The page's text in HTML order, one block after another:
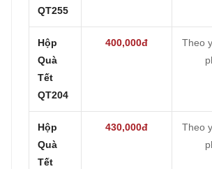
QT255
Hộp
Quà
Tết
QT204
400,000đ
Theo
Hộp
Quà
Tết
430,000đ
Theo